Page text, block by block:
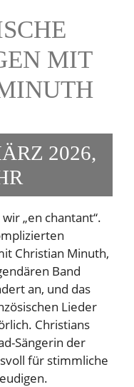
MIT
2026,
„en chantant“.
Christian Minuth,
Band
an, und das
Lieder
Christians
Sängerin der
für stimmliche